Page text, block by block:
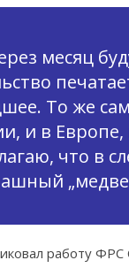
месяц
То же
и в
что в
работу